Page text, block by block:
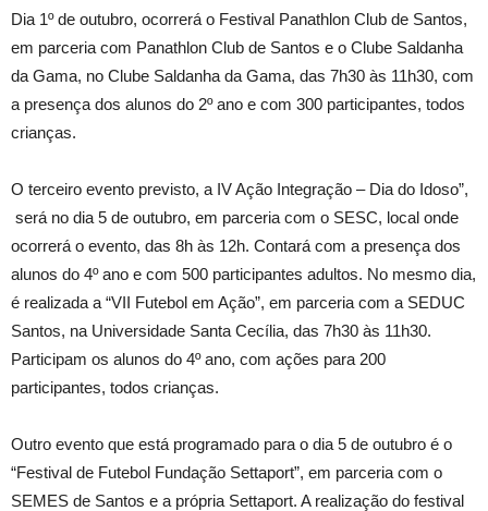
Dia 1º de outubro, ocorrerá o Festival Panathlon Club de Santos,
em parceria com Panathlon Club de Santos e o Clube Saldanha
da Gama, no Clube Saldanha da Gama, das 7h30 às 11h30, com
a presença dos alunos do 2º ano e com 300 participantes, todos
crianças.
O terceiro evento previsto, a IV Ação Integração – Dia do Idoso”,
será no dia 5 de outubro, em parceria com o SESC, local onde
ocorrerá o evento, das 8h às 12h. Contará com a presença dos
alunos do 4º ano e com 500 participantes adultos. No mesmo dia,
é realizada a “VII Futebol em Ação”, em parceria com a SEDUC
Santos, na Universidade Santa Cecília, das 7h30 às 11h30.
Participam os alunos do 4º ano, com ações para 200
participantes, todos crianças.
Outro evento que está programado para o dia 5 de outubro é o
“Festival de Futebol Fundação Settaport”, em parceria com o
SEMES de Santos e a própria Settaport. A realização do festival